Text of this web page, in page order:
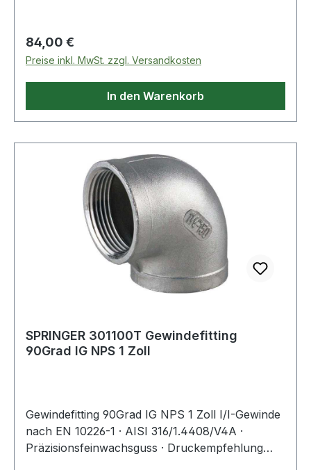
Regulärer Preis:
84,00 €
Preise inkl. MwSt. zzgl. Versandkosten
In den Warenkorb
SPRINGER 301100T Gewindefitting
90Grad IG NPS 1 Zoll
Gewindefitting 90Grad IG NPS 1 Zoll I/I-Gewinde
nach EN 10226-1 · AISI 316/1.4408/V4A ·
Präzisionsfeinwachsguss · Druckempfehlung